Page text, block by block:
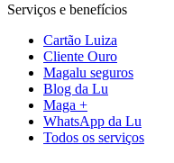
Serviços e benefícios
Cartão Luiza
Cliente Ouro
Magalu seguros
Blog da Lu
Maga +
WhatsApp da Lu
Todos os serviços